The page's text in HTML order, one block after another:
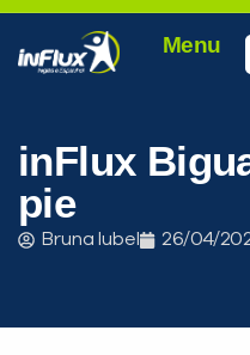
Menu
inFlux
pie
Bruna Iubel 26/04/